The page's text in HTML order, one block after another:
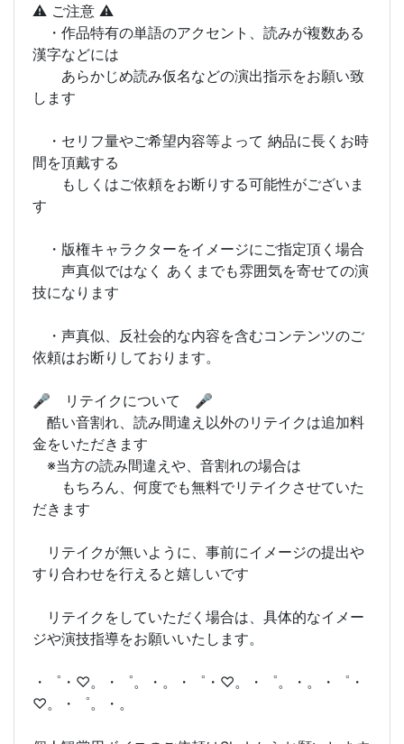
⚠️ ご注意 ⚠️
・作品特有の単語のアクセント、読みが複数ある
漢字などには
あらかじめ読み仮名などの演出指示をお願い致
します
・セリフ量やご希望内容等よって 納品に長くお時
間を頂戴する
もしくはご依頼をお断りする可能性がございま
す
・版権キャラクターをイメージにご指定頂く場合
声真似ではなく あくまでも雰囲気を寄せての演
技になります
・声真似、反社会的な内容を含むコンテンツのご
依頼はお断りしております。
🎤 リテイクについて 🎤
酷い音割れ、読み間違え以外のリテイクは追加料
金をいただきます
※当方の読み間違えや、音割れの場合は
もちろん、何度でも無料でリテイクさせていた
だきます
リテイクが無いように、事前にイメージの提出や
すり合わせを行えると嬉しいです
リテイクをしていただく場合は、具体的なイメー
ジや演技指導をお願いいたします。
・゜・♡。・゜。・。・゜・♡。・゜。・。・゜・
♡。・゜。・。